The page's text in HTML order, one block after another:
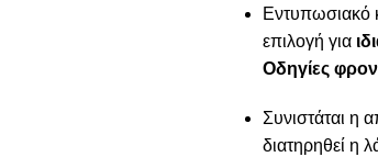
Εντυπωσιακό
επιλογή για
Οδηγίες
Συνιστάται η
διατηρηθεί η